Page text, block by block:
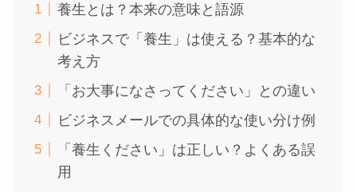
養生とは？本来の意味と語源
ビジネスで「養生」は使える？基本的な
考え方
「お大事になさってください」との違い
ビジネスメールでの具体的な使い分け例
「養生ください」は正しい？よくある誤
用